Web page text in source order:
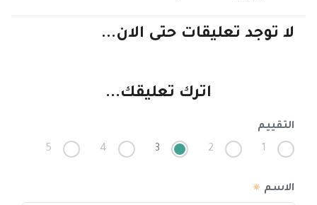
لا توجد تعليقات حتى الان...
اترك تعليقك...
التقييم
1
2
3
4
5
الاسم